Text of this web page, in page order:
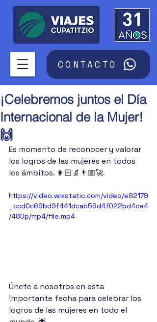
CONTACTO
¡Celebremos juntos el Día
Internacional de la Mujer!
🙌
Es momento de reconocer y valorar
los logros de las mujeres en todos
los ámbitos. 👩🏻‍🔬👨🏼‍🚀
https://video.wixstatic.com/video/e92179
_ccd0c69bd9f441dcab56d4f022bd4ce4
/480p/mp4/file.mp4
Únete a nosotros en esta
importante fecha para celebrar los
logros de las mujeres en todo el